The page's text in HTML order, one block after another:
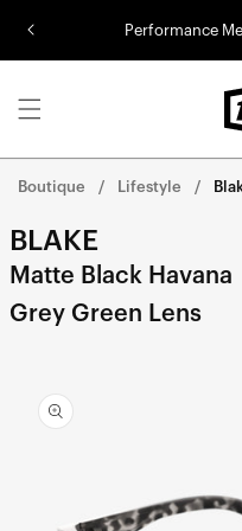
Performance
Boutique Lifestyle
BLAKE
Matte Black Havana
Grey Green Lens
informations
sur le